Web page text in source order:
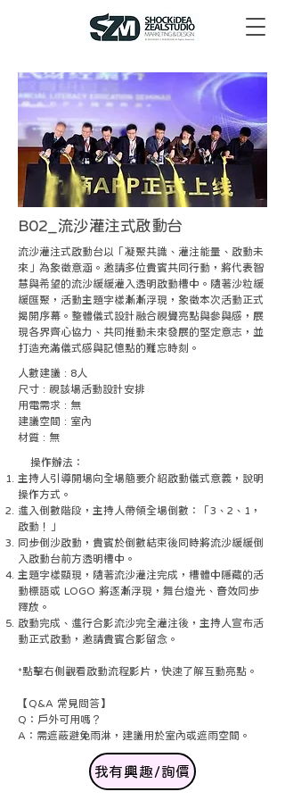
B02_流沙灌注式啟動台
流沙灌注式啟動台以「凝聚共識、灌注能量、啟動未
來」為象徵意涵。邀請多位貴賓共同行動，將代表智
慧與希望的流沙緩緩灌入透明啟動槽中。隨著沙粒緩
緩匯聚，活動主題字樣漸漸浮現，象徵本次活動正式
揭開序幕。整體儀式設計融合視覺亮點與參與感，展
現各界齊心協力、共同推動未來發展的堅定意志，並
打造充滿儀式感與記憶點的難忘時刻。
人數建議 : 8人
尺寸 : 視該場活動設計安排
用電需求 : 無
建議空間 : 室內
材質 : 無
操作辦法：
主持人引導開場向全場簡要介紹啟動儀式意義，說明
操作方式。
進入倒數階段，主持人帶領全場倒數：「3、2、1，
啟動！」
同步倒沙啟動，貴賓於倒數結束後同時將流沙緩緩倒
入啟動台前方透明槽中。
主題字樣顯現，隨著流沙灌注完成，槽體中隱藏的活
動標語或 LOGO 將逐漸浮現，舞台燈光、音效同步
釋放。
啟動完成、進行合影流沙完全灌注後，主持人宣布活
動正式啟動，邀請貴賓合影留念。
*點擊右側觀看啟動流程影片，快速了解互動亮點。
【Q&A 常見問答】
Q：戶外可用嗎？
A：需遮蔽避免雨淋，建議用於室內或遮雨空間。
我有興趣/詢價